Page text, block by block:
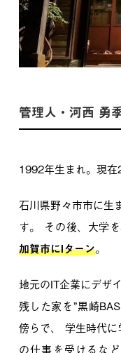
管理人・河西 勇
1992年生まれ。現在
石川県野々市市に生
す。
その後、大学
加賀市にIターン。
地元のIT企業にデザ
残した家を”黒崎
傍らで、
学生時代
の仕事を受けるなど